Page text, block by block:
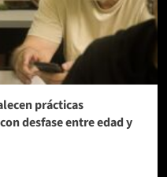
prácticas
desfase entre edad y